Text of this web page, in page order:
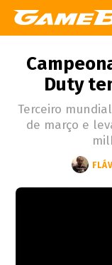
Duty
Terceiro
de março e